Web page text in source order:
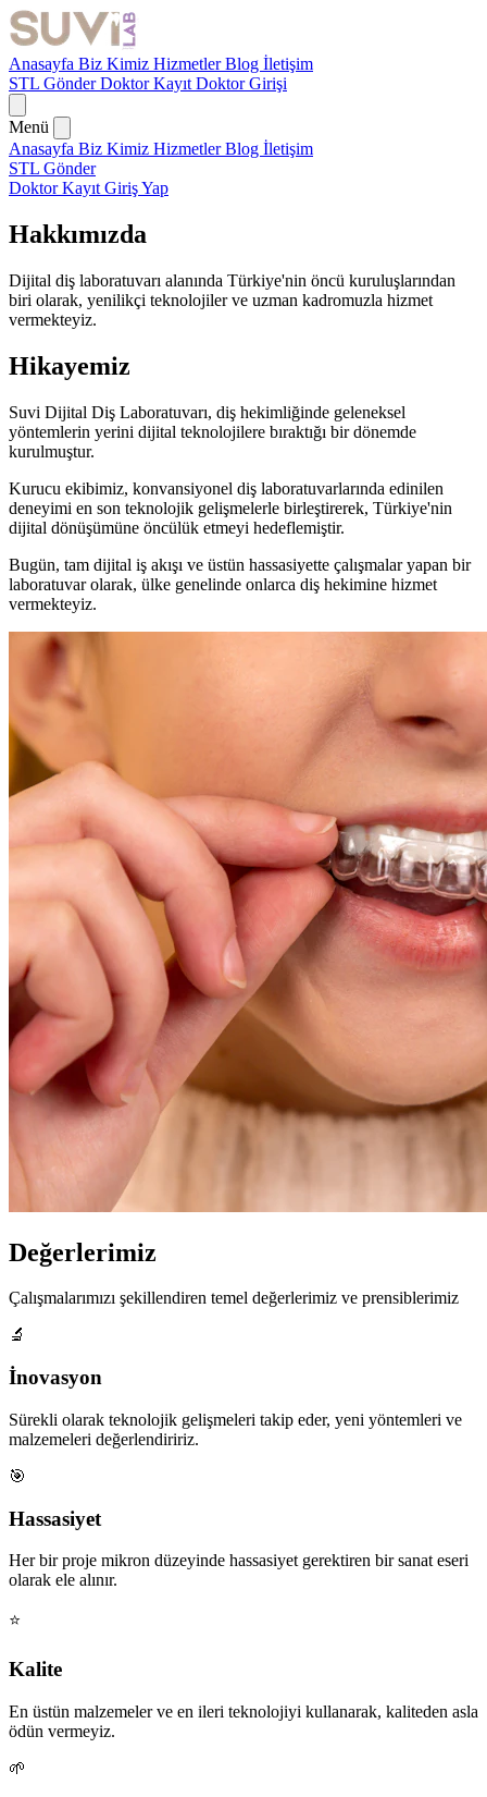
Anasayfa Biz Kimiz HizmetlerBlog İletişim
STL GönderDoktor Kayıt Doktor Girişi
Menü
Anasayfa Biz Kimiz HizmetlerBlog İletişim
STL Gönder
Doktor Kayıt Giriş Yap
Hakkımızda
Dijital diş laboratuvarı alanında Türkiye'nin öncü kuruluşlarından
biri olarak, yenilikçi teknolojiler ve uzman kadromuzla hizmet
vermekteyiz.
Hikayemiz
Suvi Dijital Diş Laboratuvarı, diş hekimliğinde geleneksel
yöntemlerin yerini dijital teknolojilere bıraktığı bir dönemde
kurulmuştur.
Kurucu ekibimiz, konvansiyonel diş laboratuvarlarında edinilen
deneyimi en son teknolojik gelişmelerle birleştirerek, Türkiye'nin
dijital dönüşümüne öncülük etmeyi hedeflemiştir.
Bugün, tam dijital iş akışı ve üstün hassasiyette çalışmalar yapan bir
laboratuvar olarak, ülke genelinde onlarca diş hekimine hizmet
vermekteyiz.
Değerlerimiz
Çalışmalarımızı şekillendiren temel değerlerimiz ve prensiblerimiz
🔬
İnovasyon
Sürekli olarak teknolojik gelişmeleri takip eder, yeni yöntemleri ve
malzemeleri değerlendiririz.
🎯
Hassasiyet
Her bir proje mikron düzeyinde hassasiyet gerektiren bir sanat eseri
olarak ele alınır.
⭐
Kalite
En üstün malzemeler ve en ileri teknolojiyi kullanarak, kaliteden asla
ödün vermeyiz.
🌱